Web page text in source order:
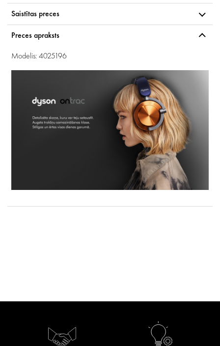
Saistītas preces
Preces apraksts
Modelis: 4025196